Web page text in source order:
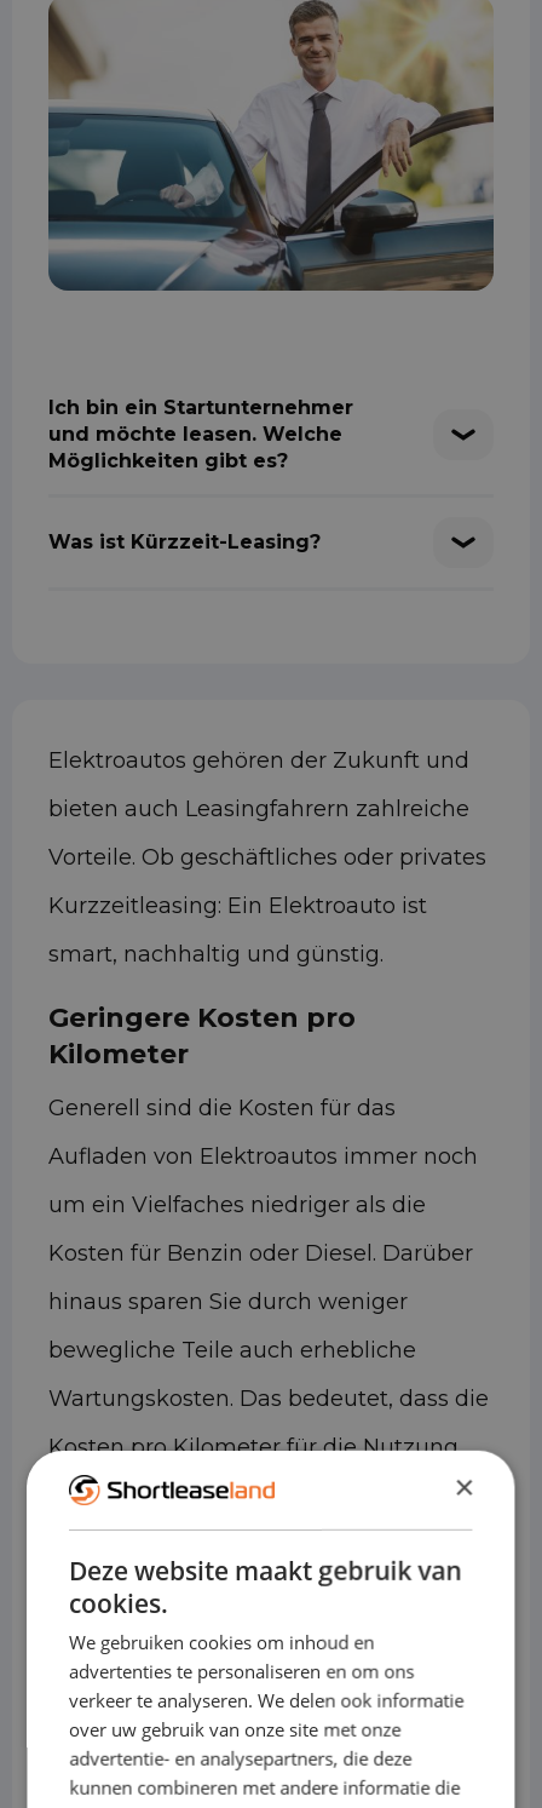
Ich bin ein Startunternehmer
und möchte leasen. Welche
Möglichkeiten gibt es?
Was ist Kürzzeit-Leasing?
Elektroautos gehören der Zukunft und
bieten auch Leasingfahrern zahlreiche
Vorteile. Ob geschäftliches oder privates
Kurzzeitleasing: Ein Elektroauto ist
smart, nachhaltig und günstig.
Geringere Kosten pro
Kilometer
Generell sind die Kosten für das
Aufladen von Elektroautos immer noch
um ein Vielfaches niedriger als die
Kosten für Benzin oder Diesel. Darüber
hinaus sparen Sie durch weniger
bewegliche Teile auch erhebliche
Wartungskosten. Das bedeutet, dass die
Kosten pro Kilometer für die Nutzung
eines Elektroautos niedriger sind als für
Für die Zukunft gerüstet
Ein Elektroauto ist eine
umweltfreundliche
Transportmöglichkeit. Elektrofahrzeuge
×
Deze website maakt gebruik van
cookies.
We gebruiken cookies om inhoud en
advertenties te personaliseren en om ons
verkeer te analyseren. We delen ook informatie
over uw gebruik van onze site met onze
advertentie- en analysepartners, die deze
kunnen combineren met andere informatie die